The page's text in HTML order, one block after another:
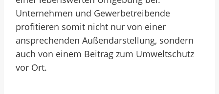
Unternehmen und Gewerbetreibende
profitieren somit nicht nur von einer
ansprechenden Außendarstellung, sondern
auch von einem Beitrag zum Umweltschutz
vor Ort.